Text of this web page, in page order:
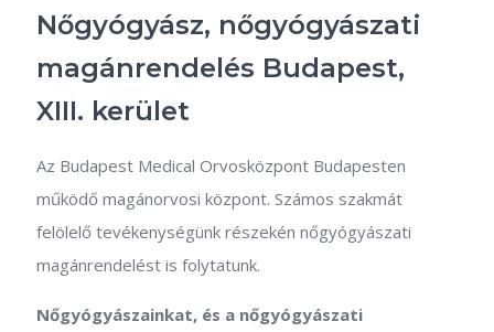
Nőgyógyász, nőgyógyászati
magánrendelés Budapest,
XIII. kerület
Az Budapest Medical Orvosközpont Budapesten
működő magánorvosi központ. Számos szakmát
felölelő tevékenységünk részekén nőgyógyászati
magánrendelést is folytatunk.
Nőgyógyászainkat, és a nőgyógyászati